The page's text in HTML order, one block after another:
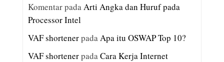
KomentarpadaArti Angka dan Huruf pada
Processor Intel
VAF shortenerpadaApa itu OSWAP Top 10?
VAF shortenerpadaCara Kerja Internet